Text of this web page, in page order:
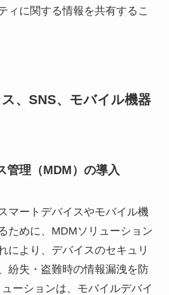
ィに関する情報を共有するこ
、SNS、モバイル機器
管理（MDM）の導入
マートデバイスやモバイル機
ために、MDMソリューション
により、デバイスのセキュリ
紛失・盗難時の情報漏洩を防
ーションは、モバイルデバイ